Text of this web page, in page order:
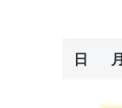
日 月